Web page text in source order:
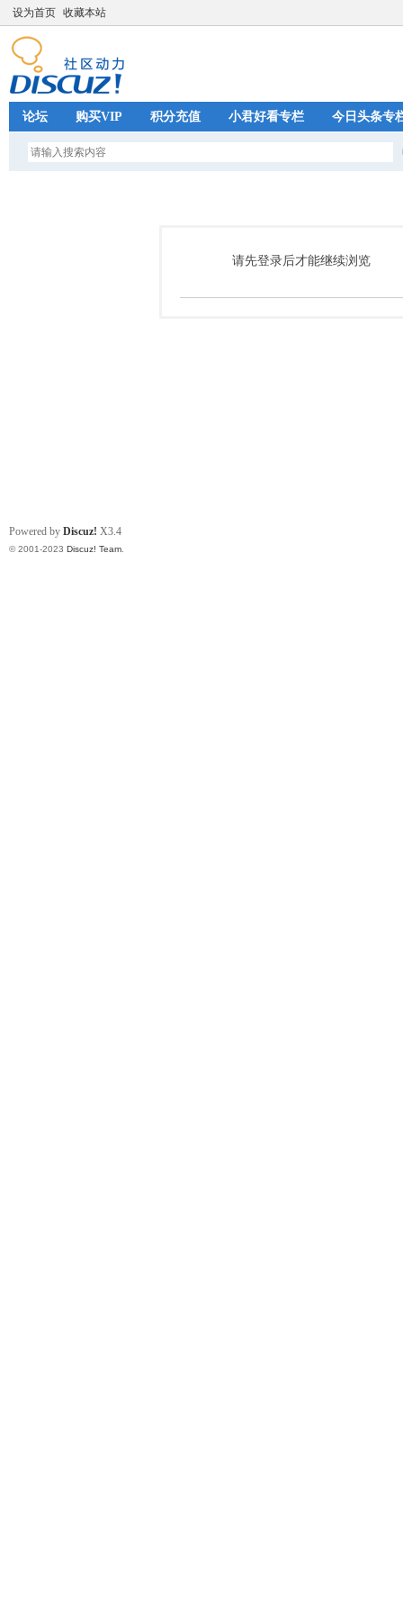
设为首页 收藏本站
论坛 购买VIP 积分充值 小君好看专栏 今日头条专
请先登录后才能继续浏览
Powered by Discuz! X3.4
© 2001-2023 Discuz! Team